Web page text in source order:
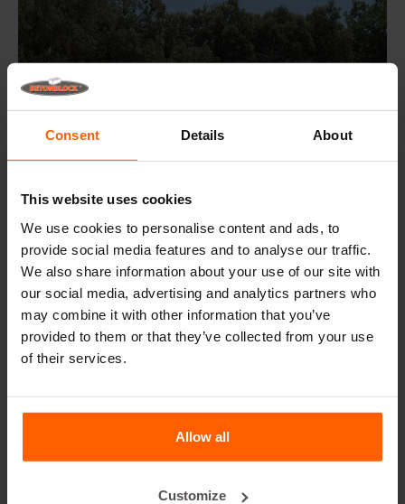
Consent Details About
This website uses cookies
We use cookies to personalise content and ads, to
provide social media features and to analyse our traffic.
We also share information about your use of our site with
our social media, advertising and analytics partners who
may combine it with other information that you’ve
provided to them or that they’ve collected from your use
of their services.
Allow all
Customize
Cure et stockage
Après 24 heures, les blocs béton ont suffisamment durci
pour être démoulés. Les axes et les cales sont retirés, et
Mais pourquoi cette carrière a-t-elle commencé à